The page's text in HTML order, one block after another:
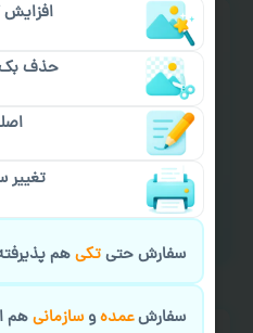
سفارش گیری آنلاین
امکان سفارش از طریق چت و
سایت با پشتیبانی آنلاین
حذف
تغییر
سفارش حتیتکیهم
سفارشعمدهوسازمانیهم